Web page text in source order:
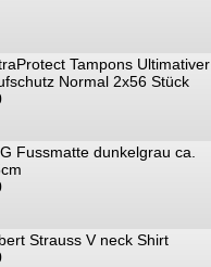
Tampons Ultimativer
Normal 2x56 Stück
Fussmatte dunkelgrau ca.
Strauss V neck Shirt